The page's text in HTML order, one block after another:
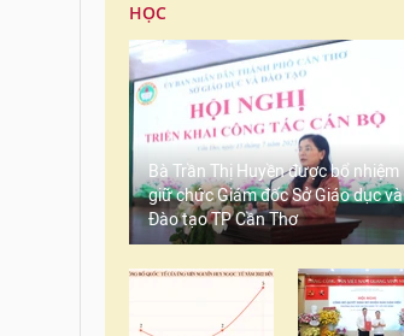
HỌC
Bà Trần Thị Huyền được bổ nhiệm
giữ chức Giám đốc Sở Giáo dục và
Đào tạo TP Cần Thơ